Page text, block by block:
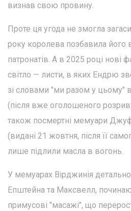
визнав свою провину.
Проте ця угода не змогла
року королева позбавила його
патронатів. А в 2025 році нові
світло — листи, в яких Ендрю
зі словами "ми разом у цьому"
(після вже оголошеного
також посмертні мемуари
(видані 21 жовтня, після її
лише підлили масла в вогонь.
У мемуарах Вірджинія
Епштейна та Максвелл,
примусові "масажі", що